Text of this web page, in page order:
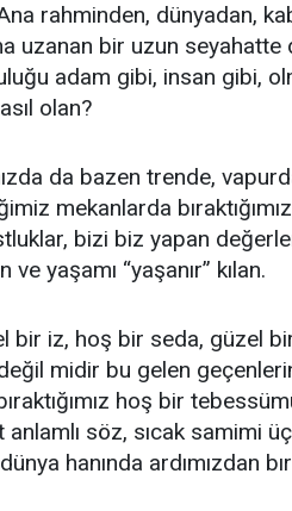
rahminden, dünyadan,
uzanan bir uzun seyahatte
adam gibi, insan gibi,
olan?
da bazen trende,
mekanlarda
bizi biz yapan
yaşamı “yaşanır” kılan.
bir iz, hoş bir seda, güzel
midir bu gelen
hoş bir
anlamlı söz, sıcak samimi
hanında ardımızdan